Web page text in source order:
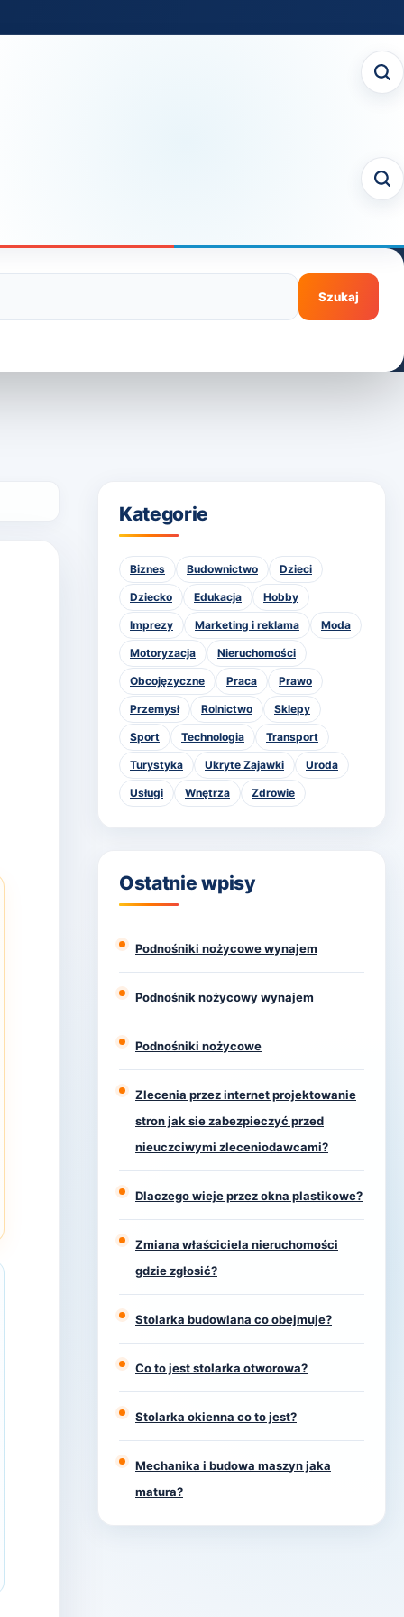
Kategorie
Biznes Budownictwo Dzieci
Dziecko Edukacja Hobby
Imprezy Marketing i reklama Moda
Motoryzacja Nieruchomości
Obcojęzyczne Praca Prawo
Przemysł Rolnictwo Sklepy
Sport Technologia Transport
Turystyka Ukryte Zajawki Uroda
Usługi Wnętrza Zdrowie
Ostatnie wpisy
Podnośniki nożycowe wynajem
Podnośnik nożycowy wynajem
Podnośniki nożycowe
Zlecenia przez internet projektowanie
stron jak sie zabezpieczyć przed
nieuczciwymi zleceniodawcami?
Dlaczego wieje przez okna plastikowe?
Zmiana właściciela nieruchomości
gdzie zgłosić?
Stolarka budowlana co obejmuje?
Co to jest stolarka otworowa?
Stolarka okienna co to jest?
Mechanika i budowa maszyn jaka
matura?